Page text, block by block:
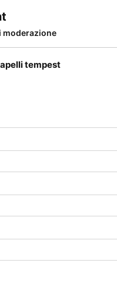
moderazione
tempest